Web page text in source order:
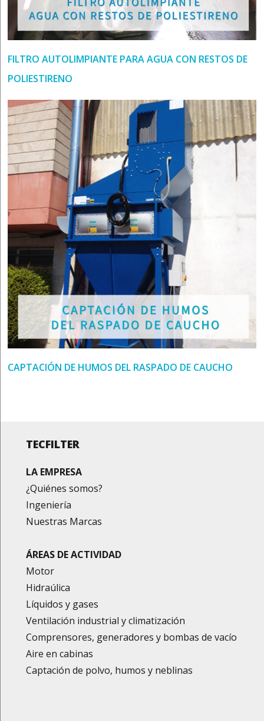
FILTRO AUTOLIMPIANTE PARA AGUA CON RESTOS DE
POLIESTIRENO
CAPTACIÓN DE HUMOS DEL RASPADO DE CAUCHO
TECFILTER
LA EMPRESA
¿Quiénes somos?
Ingeniería
Nuestras Marcas
ÁREAS DE ACTIVIDAD
Motor
Hidraúlica
Líquidos y gases
Ventilación industrial y climatización
Comprensores, generadores y bombas de vacío
Aire en cabinas
Captación de polvo, humos y neblinas